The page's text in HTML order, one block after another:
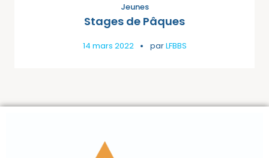
Jeunes
Stages de Pâques
14 mars 2022 parLFBBS